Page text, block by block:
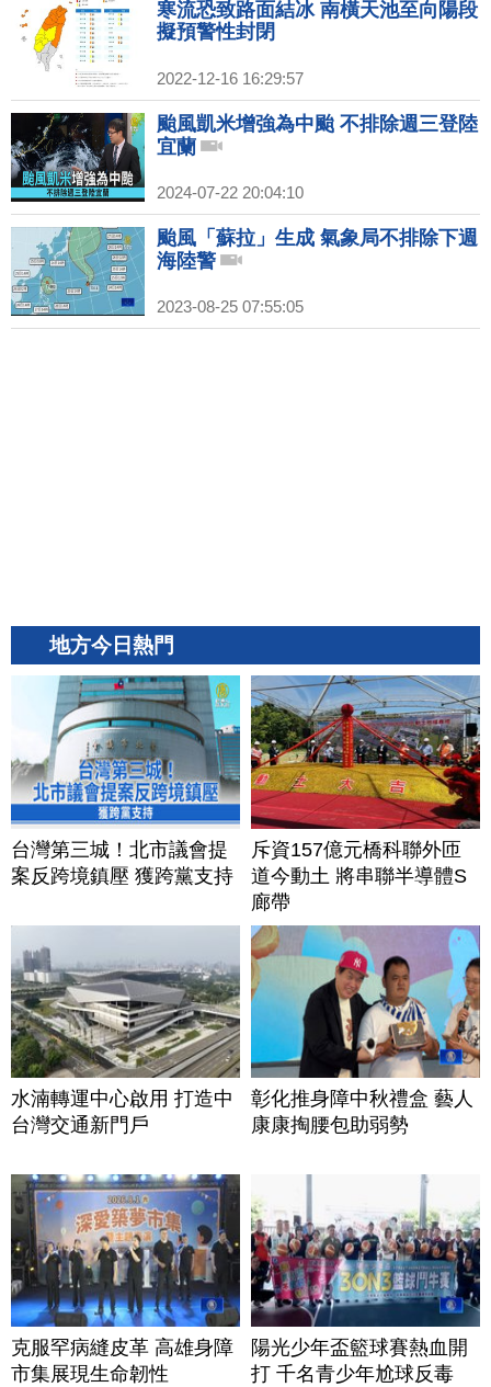
寒流恐致路面結冰 南橫天池至向陽段
擬預警性封閉
2022-12-16 16:29:57
颱風凱米增強為中颱 不排除週三登陸
宜蘭
2024-07-22 20:04:10
颱風「蘇拉」生成 氣象局不排除下週
海陸警
2023-08-25 07:55:05
地方今日熱門
台灣第三城！北市議會提
案反跨境鎮壓 獲跨黨支持
斥資157億元橋科聯外匝
道今動土 將串聯半導體S
廊帶
水湳轉運中心啟用 打造中
台灣交通新門戶
彰化推身障中秋禮盒 藝人
康康掏腰包助弱勢
克服罕病縫皮革 高雄身障
市集展現生命韌性
陽光少年盃籃球賽熱血開
打 千名青少年尬球反毒